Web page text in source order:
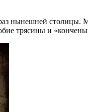
нынешней столицы.
трясины и